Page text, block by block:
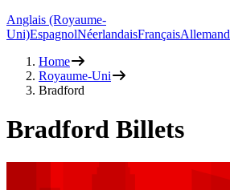
Anglais (Royaume-
Uni)EspagnolNéerlandaisFrançaisAllemand
Home
Royaume-Uni
Bradford
Bradford Billets